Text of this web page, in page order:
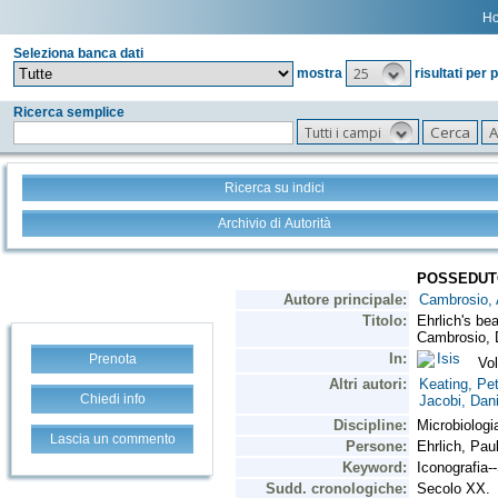
Seleziona banca dati
mostra
25 risultati per
Ricerca semplice
Tutti i campi
Ricerca su indici
Archivio di Autorità
Prenota
Chiedi info
Lascia un commento